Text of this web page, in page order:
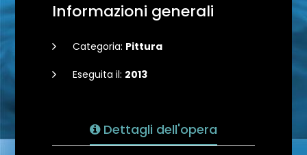
Informazioni generali
Categoria: Pittura
Eseguita il: 2013
Dettagli dell'opera